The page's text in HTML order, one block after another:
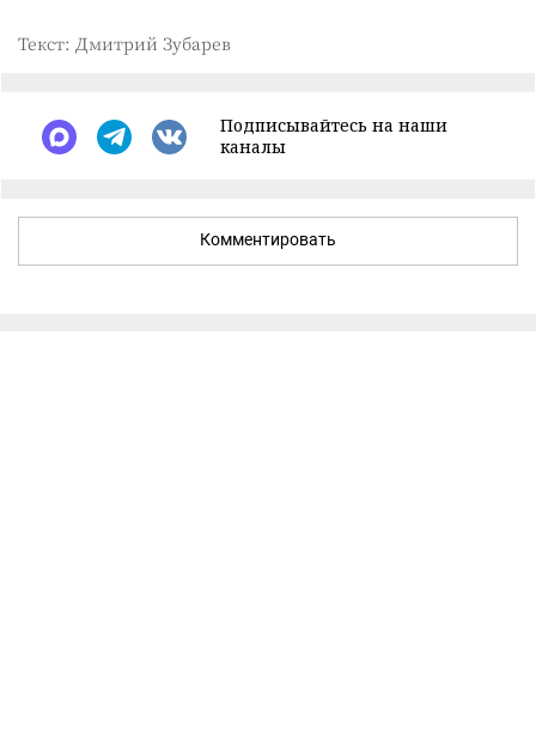
Текст: Дмитрий Зубарев
Подписывайтесь на наши
каналы
Комментировать